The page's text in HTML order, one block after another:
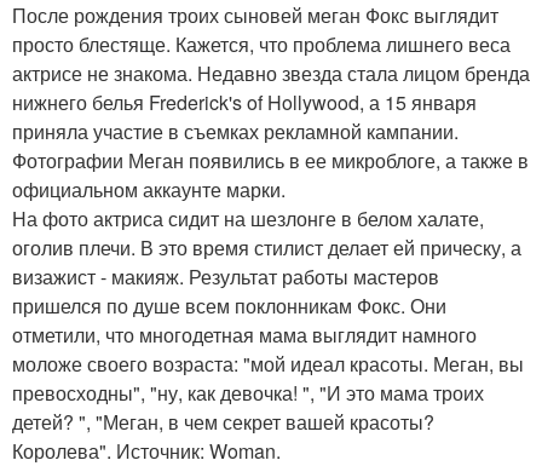
После рождения троих сыновей меган Фокс выглядит
просто блестяще. Кажется, что проблема лишнего веса
актрисе не знакома. Недавно звезда стала лицом бренда
нижнего белья Frederick's of Hollywood, а 15 января
приняла участие в съемках рекламной кампании.
Фотографии Меган появились в ее микроблоге, а также в
официальном аккаунте марки.
На фото актриса сидит на шезлонге в белом халате,
оголив плечи. В это время стилист делает ей прическу, а
визажист - макияж. Результат работы мастеров
пришелся по душе всем поклонникам Фокс. Они
отметили, что многодетная мама выглядит намного
моложе своего возраста: "мой идеал красоты. Меган, вы
превосходны", "ну, как девочка! ", "И это мама троих
детей? ", "Меган, в чем секрет вашей красоты?
Королева". Источник: Woman.